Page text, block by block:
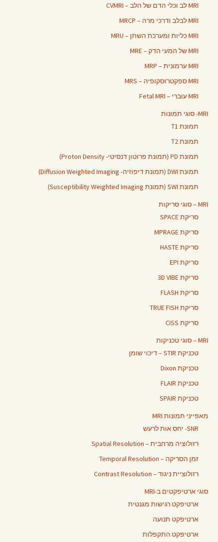
MRI לב וכלי הדם של הלב – CVMRI
MRI לבלב ודרכי מרה – MRCP
MRI כליות ומערכת השתן – MRU
MRI של המעי הדק – MRE
MRI ערמונית – MRP
MRI ספקטרוסקופיה – MRS
MRI עוברי – Fetal MRI
MRI- סוגי תמונות
תמונת T1
תמונת T2
תמונת PD (תמונת פרוטון דנסיטי- Proton Density)
תמונת DWI (תמונת דיפוזיה- Diffusion Weighted Imaging)
תמונת SWI (תמונת Susceptibility Weighted Imaging)
MRI – סוגי סריקות
סריקת SPACE
סריקת MPRAGE
סריקת HASTE
סריקת EPI
סריקת 3D VIBE
סריקת FLASH
סריקת TRUE FISH
סריקת CISS
MRI – סוגי טכניקות
טכניקת STIR – דיכוי שומן
טכניקת Dixon
טכניקת FLAIR
טכניקת SPAIR
מאפייני תמונות MRI
SNR- יחס אות לרעש
רזולוציה מרחבית – Spatial Resolution
זמן הסריקה – Temporal Resolution
רזולוציית ניגוד – Contrast Resolution
סוגי ארטיפקטים ב-MRI
ארטיפקט רגישות מגנטית
ארטיפקט תנועה
ארטיפקט התקפלות